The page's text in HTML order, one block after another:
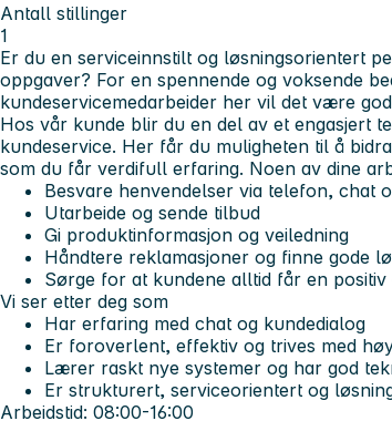
Antall stillinger
1
Er du en serviceinnstilt og løsningsorientert
oppgaver? For en spennende og voksende
kundeservicemedarbeider her vil det være
Hos vår kunde blir du en del av et engasjert
kundeservice. Her får du muligheten til å
som du får verdifull erfaring. Noen av dine
Besvare henvendelser via telefon, chat
Utarbeide og sende tilbud
Gi produktinformasjon og veiledning
Håndtere reklamasjoner og finne gode
Sørge for at kundene alltid får en
Vi ser etter deg som
Har erfaring med chat og kundedialog
Er foroverlent, effektiv og trives med
Lærer raskt nye systemer og har god
Er strukturert, serviceorientert og
Arbeidstid: 08:00-16:00